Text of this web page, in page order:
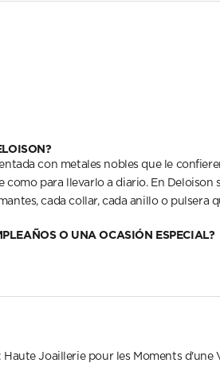
con metales nobles que le
para llevarlo a diario. En Deloison
cada collar, cada anillo o pulsera
O UNA OCASIÓN ESPECIAL?
Haute Joaillerie pour les Moments d'une